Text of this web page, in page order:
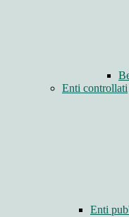
Enti controllati
Enti